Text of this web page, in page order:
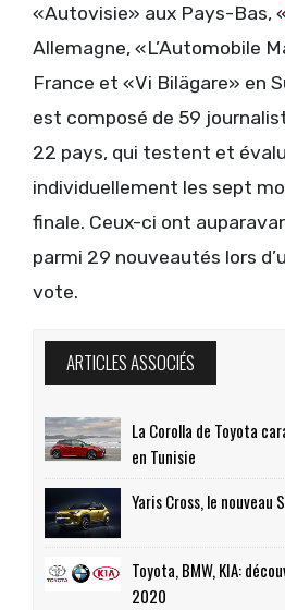
«Autovisie» aux Pays-Bas,
Allemagne, «L’Automobile
France et «Vi Bilägare» en
est composé de 59
22 pays, qui testent et
individuellement les sept
finale. Ceux-ci ont
parmi 29 nouveautés lors
vote.
ARTICLES ASSOCIÉS
La Corolla de Toyota
en Tunisie
Yaris Cross, le nouveau
Toyota, BMW, KIA:
2020